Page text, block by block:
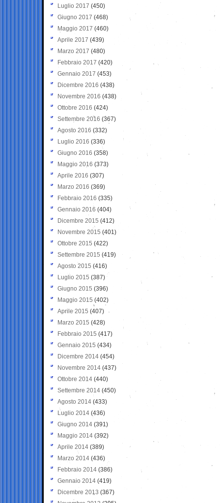
Luglio 2017 (450)
Giugno 2017 (468)
Maggio 2017 (460)
Aprile 2017 (439)
Marzo 2017 (480)
Febbraio 2017 (420)
Gennaio 2017 (453)
Dicembre 2016 (438)
Novembre 2016 (438)
Ottobre 2016 (424)
Settembre 2016 (367)
Agosto 2016 (332)
Luglio 2016 (336)
Giugno 2016 (358)
Maggio 2016 (373)
Aprile 2016 (307)
Marzo 2016 (369)
Febbraio 2016 (335)
Gennaio 2016 (404)
Dicembre 2015 (412)
Novembre 2015 (401)
Ottobre 2015 (422)
Settembre 2015 (419)
Agosto 2015 (416)
Luglio 2015 (387)
Giugno 2015 (396)
Maggio 2015 (402)
Aprile 2015 (407)
Marzo 2015 (428)
Febbraio 2015 (417)
Gennaio 2015 (434)
Dicembre 2014 (454)
Novembre 2014 (437)
Ottobre 2014 (440)
Settembre 2014 (450)
Agosto 2014 (433)
Luglio 2014 (436)
Giugno 2014 (391)
Maggio 2014 (392)
Aprile 2014 (389)
Marzo 2014 (436)
Febbraio 2014 (386)
Gennaio 2014 (419)
Dicembre 2013 (367)